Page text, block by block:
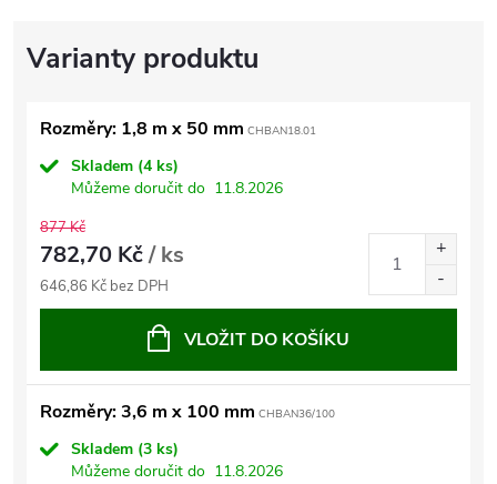
Rozměry: 1,8 m x 50 mm CHBAN18.01
Skladem (4 ks)
Můžeme doručit do 11.8.2026
877 Kč
782,70 Kč/ ks
646,86 Kč bez DPH
VLOŽIT DO KOŠÍKU
Rozměry: 3,6 m x 100 mm CHBAN36/100
Skladem (3 ks)
Můžeme doručit do 11.8.2026